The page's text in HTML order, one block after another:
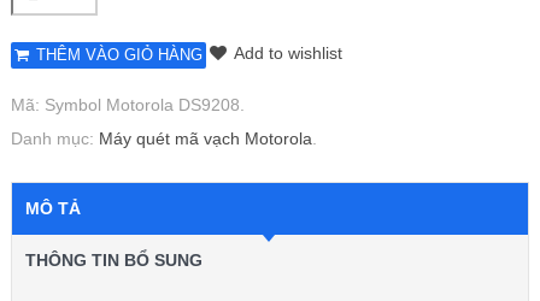
THÊM VÀO GIỎ HÀNG Add to wishlist
Mã: Symbol Motorola DS9208.
Danh mục: Máy quét mã vạch Motorola.
MÔ TẢ
THÔNG TIN BỔ SUNG